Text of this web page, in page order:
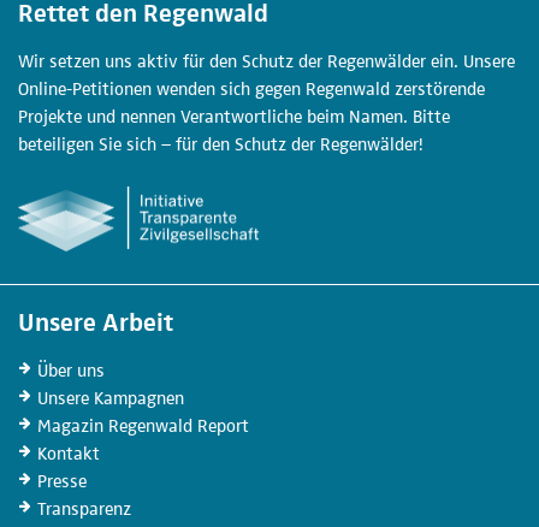
Rettet den Regenwald
Wir setzen uns aktiv für den Schutz der Regenwälder ein. Unsere
Online-Petitionen wenden sich gegen Regenwald zerstörende
Projekte und nennen Verantwortliche beim Namen. Bitte
beteiligen Sie sich – für den Schutz der Regenwälder!
Unsere Arbeit
Über uns
Unsere Kampagnen
Magazin Regenwald Report
Kontakt
Presse
Transparenz